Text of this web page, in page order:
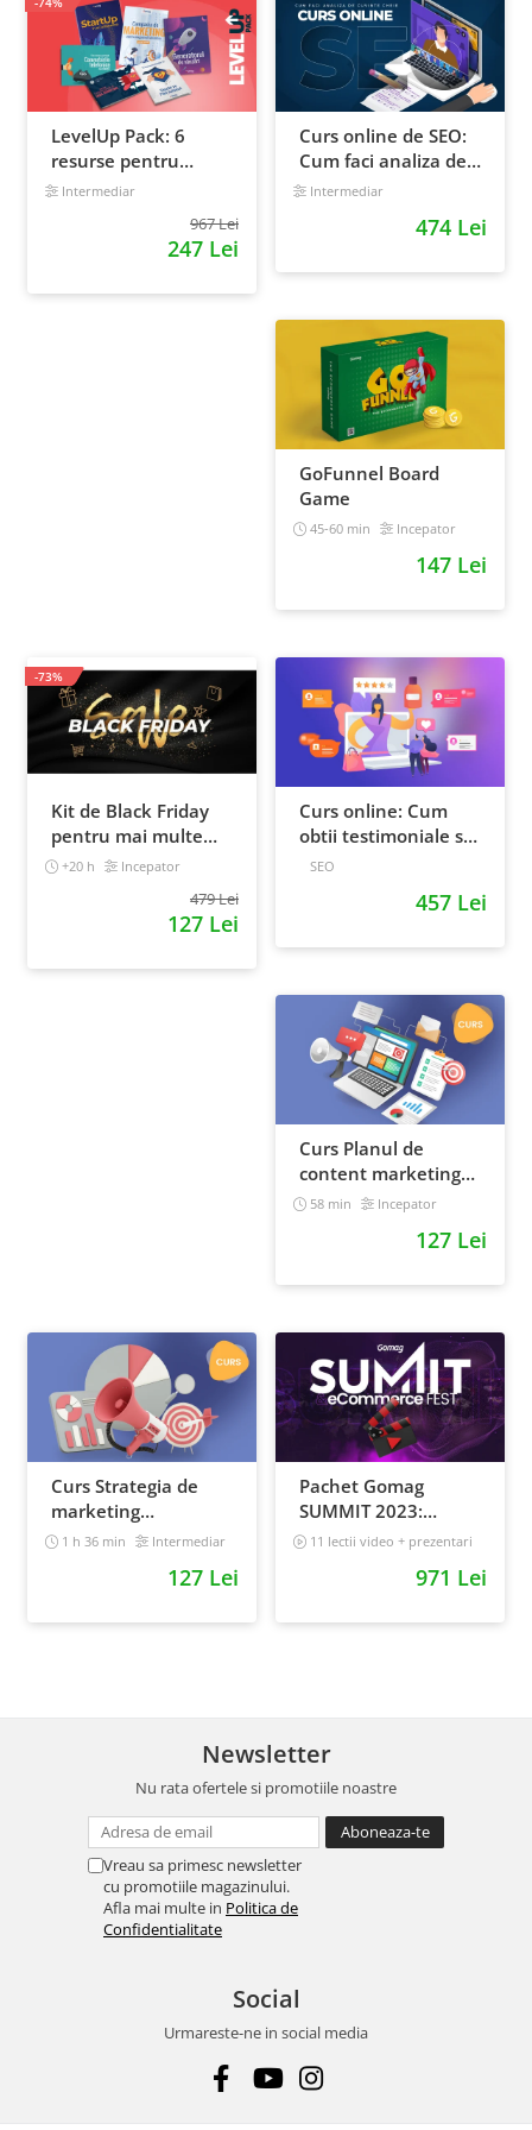
LevelUp Pack: 6
resurse pentru
antreprenorii care
Intermediar
967 Lei
247 Lei
Curs online de SEO:
Cum faci analiza de
cuvinte cheie si
Intermediar
474 Lei
GoFunnel Board
Game
45-60 min Incepator
147 Lei
Kit de Black Friday
pentru mai multe
vanzari in magazinul
+20 h Incepator
479 Lei
127 Lei
-73%
Curs online: Cum
obtii testimoniale si
recenzii puternice
SEO
457 Lei
Curs Planul de
content marketing
pentru un magazin
58 min Incepator
127 Lei
Curs Strategia de
marketing
multichannel
1 h 36 min Intermediar
127 Lei
Pachet Gomag
SUMMIT 2023:
inregistrari +
11 lectii video + prezentari
971 Lei
Newsletter
Nu rata ofertele si promotiile noastre
Vreau sa primesc newsletter
cu promotiile magazinului.
Afla mai multe in Politica de
Confidentialitate
Social
Urmareste-ne in social media